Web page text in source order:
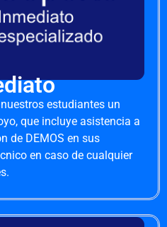
estudiantes un
que incluye asistencia a
de DEMOS en sus
en caso de cualquier